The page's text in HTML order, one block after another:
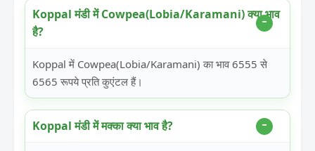
Koppal मंडी में Cowpea(Lobia/Karamani) क्या भाव
है?
Koppal में Cowpea(Lobia/Karamani) का भाव 6555 से
6565 रूपये प्रति कुएंटल हैं।
Koppal मंडी में मक्का क्या भाव है?